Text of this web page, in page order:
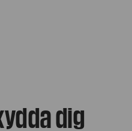
dig